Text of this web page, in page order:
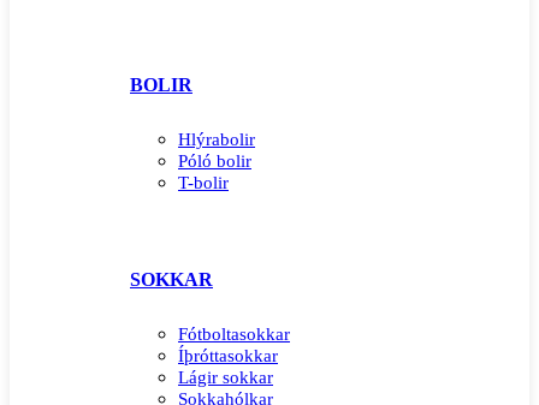
BOLIR
Hlýrabolir
Póló bolir
T-bolir
SOKKAR
Fótboltasokkar
Íþróttasokkar
Lágir sokkar
Sokkahólkar